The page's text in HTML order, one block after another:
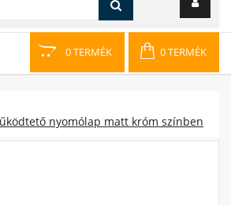
0 TERMÉK 0 TERMÉK
nyomólap matt króm színben